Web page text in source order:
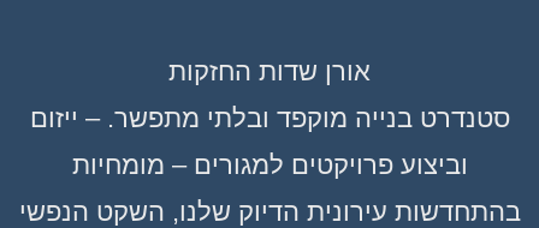
אורן שדות החזקות
סטנדרט בנייה מוקפד ובלתי מתפשר. – ייזום
וביצוע פרויקטים למגורים – מומחיות
בהתחדשות עירונית הדיוק שלנו, השקט הנפשי